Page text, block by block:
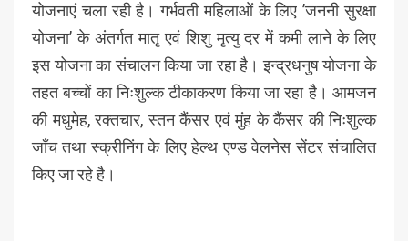
योजनाएं चला रही है। गर्भवती महिलाओं के लिए ’जननी सुरक्षा
योजना’ के अंतर्गत मातृ एवं शिशु मृत्यु दर में कमी लाने के लिए
इस योजना का संचालन किया जा रहा है। इन्द्रधनुष योजना के
तहत बच्चों का निःशुल्क टीकाकरण किया जा रहा है। आमजन
की मधुमेह, रक्तचार, स्तन कैंसर एवं मुंह के कैंसर की निःशुल्क
जाँच तथा स्क्रीनिंग के लिए हेल्थ एण्ड वेलनेस सेंटर संचालित
किए जा रहे है।